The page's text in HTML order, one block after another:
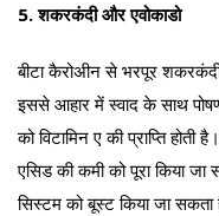
5. शकरकंदी और एवोकाडो
बीटा कैरोअीन से भरपूर
इससे आहार में स्वाद के साथ
को विटामिन ए की प्राप्ति
एसिड की कमी को पूरा किया
सिस्टम को बूस्ट किया जा सकता